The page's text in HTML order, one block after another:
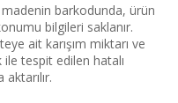
barkodunda, ürün
bilgileri saklanır.
ait karışım miktarı ve
tespit edilen hatalı